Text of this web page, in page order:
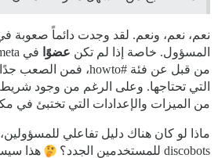
نعم، نعم، ونعم. لقد وجدت دائماً صعوبة
المسؤول. خاصة إذا لم تكن عضوًا
من قبل عن فئة #howto،
فمن الصعب جدًا
التي تحتاجها. وعلى الرغم من وجود شريط
من الميزات والإعدادات التي تختبئ في
ماذا لو كان هناك دليل تفاعلي
discobots للمستخدمين الجدد؟
هذا